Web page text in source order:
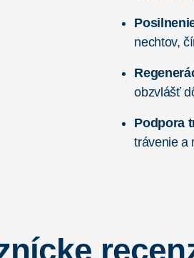
nechtov,
obzvlášť
Podpora
trávenie a